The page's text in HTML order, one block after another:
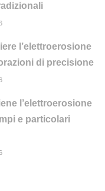
l’elettroerosione
di precisione
l’elettroerosione
e particolari